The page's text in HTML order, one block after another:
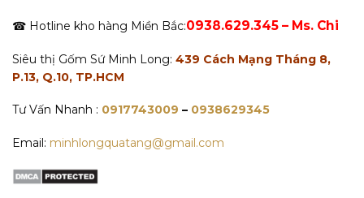
☎ Hotline kho hàng Miền Bắc:0938.629.345 – Ms. Chi
Siêu thị Gốm Sứ Minh Long: 439 Cách Mạng Tháng 8,
P.13, Q.10, TP.HCM
Tư Vấn Nhanh : 0917743009 – 0938629345
Email: minhlongquatang@gmail.com